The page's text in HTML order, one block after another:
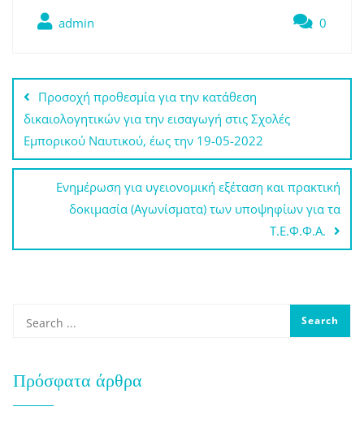
admin 0
Πλοήγηση
άρθρων
Προσοχή προθεσμία για την κατάθεση
δικαιολογητικών για την εισαγωγή στις Σχολές
Εμπορικού Ναυτικού, έως την 19-05-2022
Ενημέρωση για υγειονομική εξέταση και πρακτική
δοκιμασία (Αγωνίσματα) των υποψηφίων για τα
Τ.Ε.Φ.Φ.Α.
Πρόσφατα άρθρα